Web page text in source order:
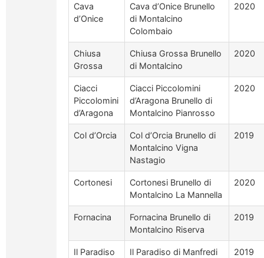
Cava
d’Onice
Cava d’Onice Brunello
di Montalcino
Colombaio
2020
Chiusa
Grossa
Chiusa Grossa Brunello
di Montalcino
2020
Ciacci
Piccolomini
d’Aragona
Ciacci Piccolomini
d’Aragona Brunello di
Montalcino Pianrosso
2020
Col d’Orcia
Col d’Orcia Brunello di
Montalcino Vigna
Nastagio
2019
Cortonesi
Cortonesi Brunello di
Montalcino La Mannella
2020
Fornacina
Fornacina Brunello di
Montalcino Riserva
2019
Il Paradiso
Il Paradiso di Manfredi
2019